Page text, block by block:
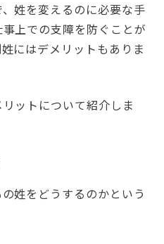
姓を変えるのに必要な手
上での支障を防ぐことが
にはデメリットもありま
ットについて紹介しま
姓をどうするのかという